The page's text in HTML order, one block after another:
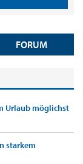
FORUM
Urlaub möglichst
starkem